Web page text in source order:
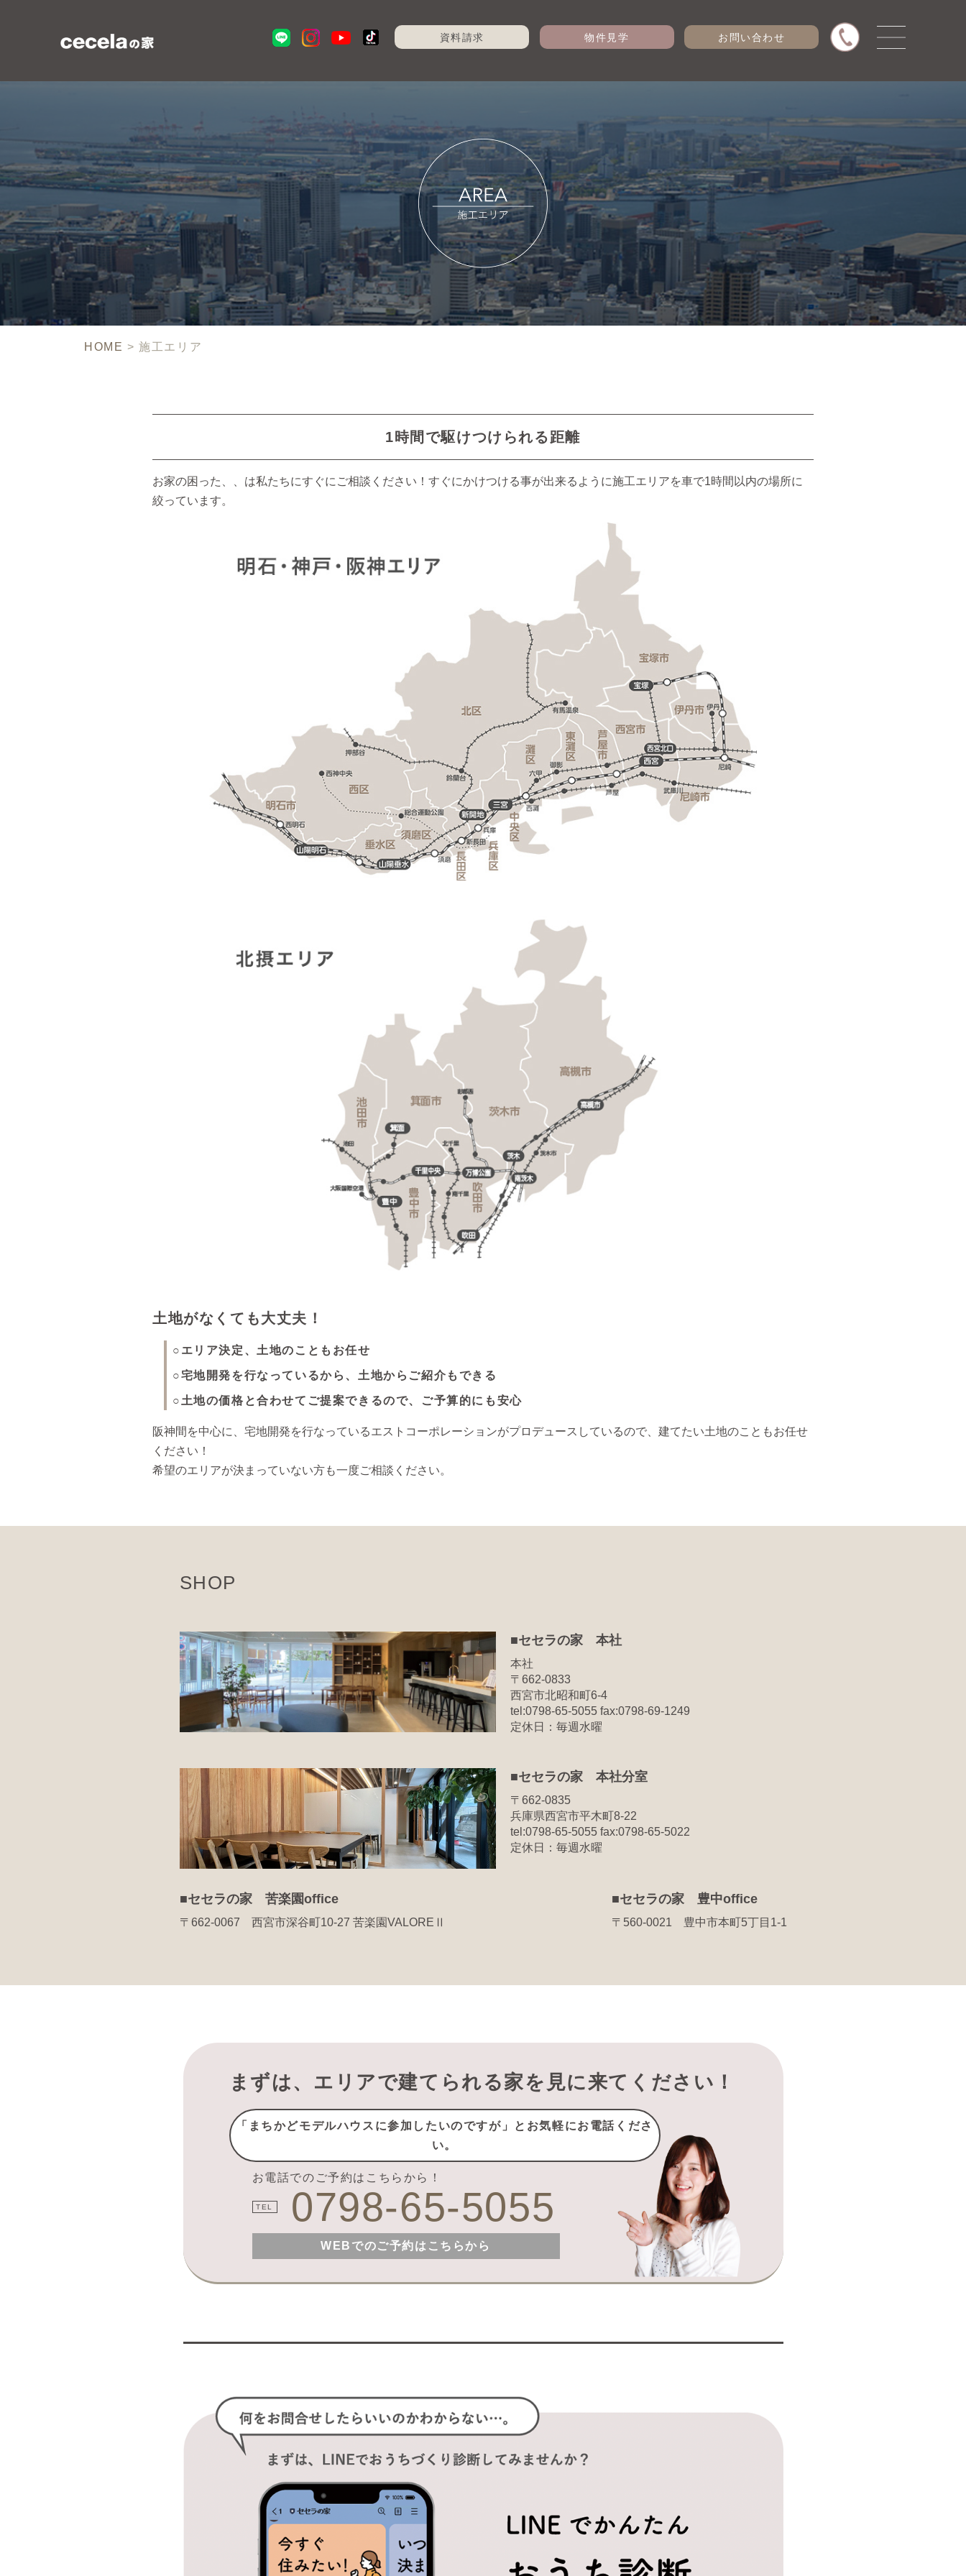
資料請求 物件見学 お問い合わせ
HOME >施工エリア
1時間で駆けつけられる距離
お家の困った、、は私たちにすぐにご相談ください！すぐにかけつける事が出来るように施工エリアを車で1時間以内の場所に
絞っています。
土地がなくても大丈夫！
エリア決定、土地のこともお任せ
宅地開発を行なっているから、土地からご紹介もできる
土地の価格と合わせてご提案できるので、ご予算的にも安心
阪神間を中心に、宅地開発を行なっているエストコーポレーションがプロデュースしているので、建てたい土地のこともお任せ
ください！
希望のエリアが決まっていない方も一度ご相談ください。
SHOP
■セセラの家 本社
本社
〒662-0833
西宮市北昭和町6-4
tel:0798-65-5055 fax:0798-69-1249
定休日：毎週水曜
■セセラの家 本社分室
〒662-0835
兵庫県西宮市平木町8-22
tel:0798-65-5055 fax:0798-65-5022
定休日：毎週水曜
■セセラの家 苦楽園office
〒662-0067 西宮市深谷町10-27 苦楽園VALOREⅡ
■セセラの家 豊中office
〒560-0021 豊中市本町5丁目1-1
まずは、エリアで建てられる家を見に来てください！
「まちかどモデルハウスに参加したいのですが」
とお気軽にお電話くださ
い。
お電話でのご予約はこちらから！
TEL 0798-65-5055
WEBでのご予約はこちらから